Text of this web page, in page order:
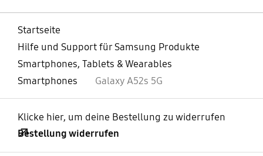
Startseite
Hilfe und Support für Samsung Produkte
Smartphones, Tablets & Wearables
Smartphones
Galaxy A52s 5G
Klicke hier, um deine Bestellung zu widerrufen
Bestellung widerrufen